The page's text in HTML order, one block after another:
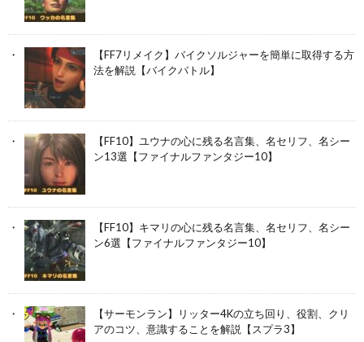
【FF7リメイク】バイクソルジャーを簡単に取得する方
法を解説【バイクバトル】
【FF10】ユウナの心に残る名言集、名セリフ、名シー
ン13選【ファイナルファンタジー10】
【FF10】キマリの心に残る名言集、名セリフ、名シー
ン6選【ファイナルファンタジー10】
【サーモンラン】リッター4Kの立ち回り、役割、クリ
アのコツ、意識することを解説【スプラ3】